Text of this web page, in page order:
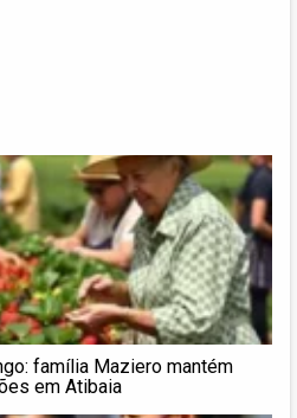
família Maziero mantém
em Atibaia